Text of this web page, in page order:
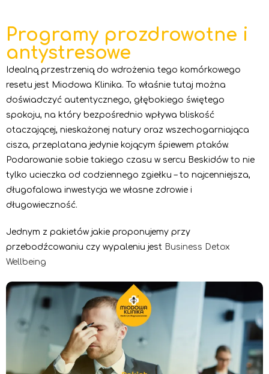
Programy prozdrowotne i
antystresowe
Idealną przestrzenią do wdrożenia tego komórkowego
resetu jest Miodowa Klinika. To właśnie tutaj można
doświadczyć autentycznego, głębokiego świętego
spokoju, na który bezpośrednio wpływa bliskość
otaczającej, nieskażonej natury oraz wszechogarniająca
cisza, przeplatana jedynie kojącym śpiewem ptaków.
Podarowanie sobie takiego czasu w sercu Beskidów to nie
tylko ucieczka od codziennego zgiełku – to najcenniejsza,
długofalowa inwestycja we własne zdrowie i
długowieczność.
Jednym z pakietów jakie proponujemy przy
przebodźcowaniu czy wypaleniu jest Business Detox
Wellbeing